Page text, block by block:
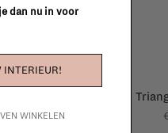
dan nu in voor
INTERIEUR!
WINKELEN